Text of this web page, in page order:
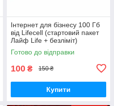
Інтернет для бізнесу 100 Гб
від Lifecell (стартовий пакет
Лайф Life + безліміт)
Готово до відправки
100 ₴ 150 ₴
Купити